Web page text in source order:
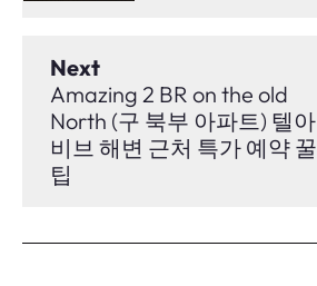
Next
Amazing 2 BR on the old
North (구 북부 아파트) 텔아
비브 해변 근처 특가 예약 꿀
팁